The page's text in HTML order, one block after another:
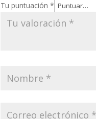
Tu puntuación*